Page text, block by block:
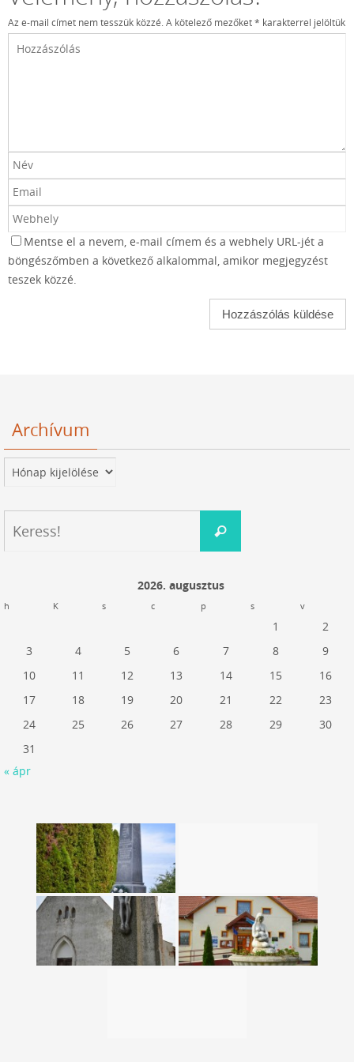
Az e-mail címet nem tesszük közzé.A kötelező mezőket* karakterrel jelöltük
Mentse el a nevem, e-mail címem és a webhely URL-jét a
böngészőmben a következő alkalommal, amikor megjegyzést
teszek közzé.
Archívum
Archívum
Keress!
2026. augusztus
h K s c p s v
1
2
3
4 5 6 7 8
9
10
11 12 13 14 15
16
17
18 19 20 21 22
23
24
25 26 27 28 29
30
31
« ápr